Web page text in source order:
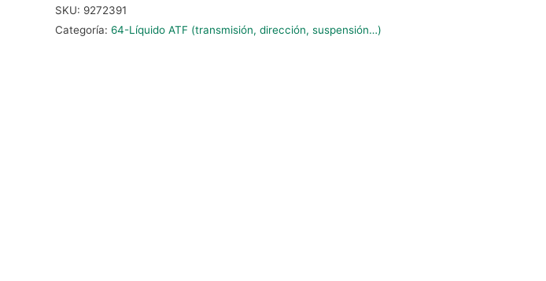
SKU: 9272391
Categoría: 64-Líquido ATF (transmisión, dirección, suspensión…)